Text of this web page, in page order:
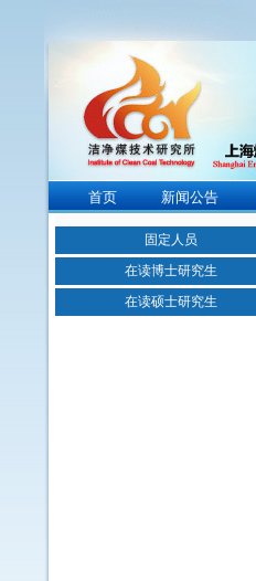
首页 新闻公告
固定人员
在读博士研究生
在读硕士研究生